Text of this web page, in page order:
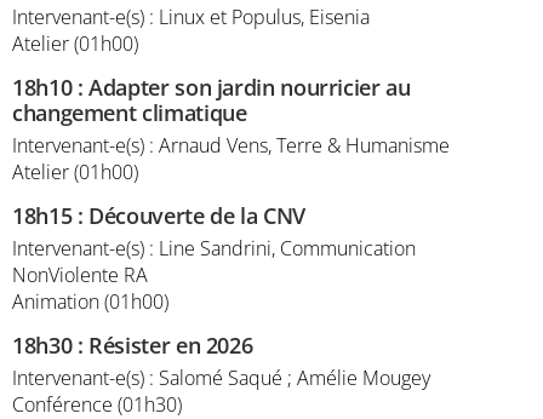
Intervenant-e(s) : Linux et Populus, Eisenia
Atelier (01h00)
18h10:Adapter son jardin nourricier au
changement climatique
Intervenant-e(s) : Arnaud Vens, Terre & Humanisme
Atelier (01h00)
18h15: Découverte de la CNV
Intervenant-e(s) : Line Sandrini, Communication
NonViolente RA
Animation (01h00)
18h30: Résister en 2026
Intervenant-e(s) : Salomé Saqué ; Amélie Mougey
Conférence (01h30)